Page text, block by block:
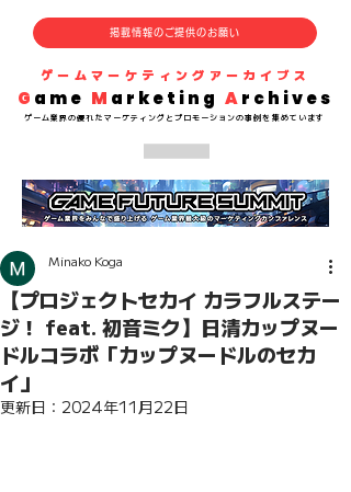
G ame M arketing Archives
​ゲーム業界の優れた マーケティングとプロモーションの事例を集めています
掲載情報のご提供のお願い
​ゲームマーケティングアーカイブス
【プロジェクトセカイ カラフルステー
ジ！ feat. 初音ミク】日清カップヌー
ドルコラボ「カップヌードルのセカ
イ」
Minako Koga
更新日： 2024年11月22日